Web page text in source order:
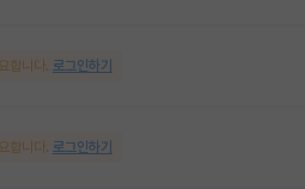
합니다. 로그인하기
합니다. 로그인하기